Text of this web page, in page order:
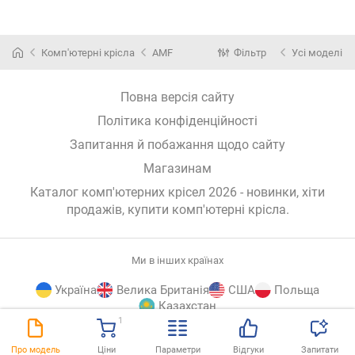
Про модель Ціни
1
Параметри Відгуки Запитати
Комп'ютерні крісла AMF Фільтр Усі моделі
Повна версія сайту
Політика конфіденційності
Запитання й побажання щодо сайту
Магазинам
Каталог комп'ютерних крісел 2026 - новинки, хіти
продажів, купити комп'ютерні крісла.
Ми в інших країнах
Україна Велика Британія США
Польща
Казахстан
© E-Katalog, 2026 ВГОРУ